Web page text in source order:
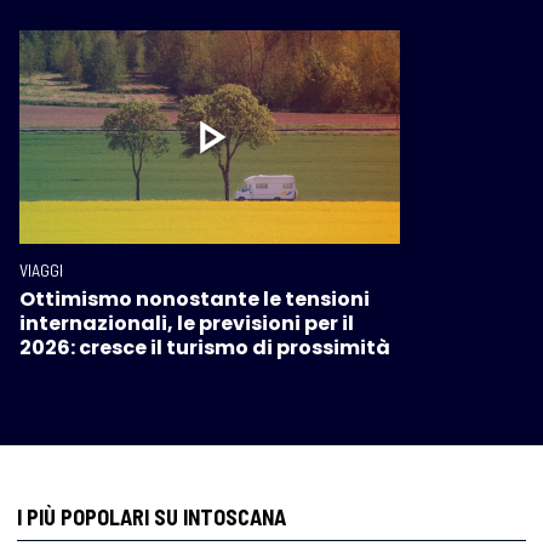
VIAGGI
Ottimismo nonostante le tensioni
internazionali, le previsioni per il
2026: cresce il turismo di prossimità
I PIÙ POPOLARI SU INTOSCANA